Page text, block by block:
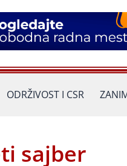
ODRŽIVOST I CSR
sajber